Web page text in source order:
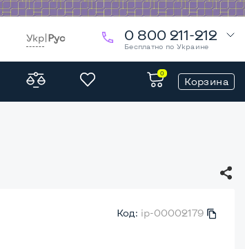
Укр|Рус 0 800 211-212
Бесплатно по Украине
0
Корзина
Код: ip-00002179